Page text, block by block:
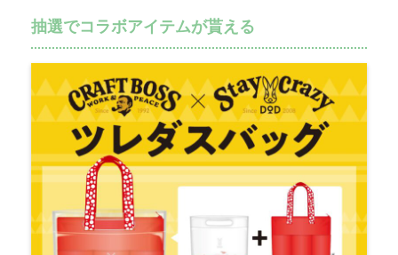
抽選でコラボアイテムが貰える